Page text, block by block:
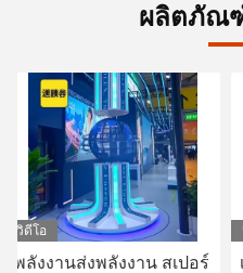
ผลิตภัณ
วิดีโอ
พลังงานส่งพลังงาน สเปอร์